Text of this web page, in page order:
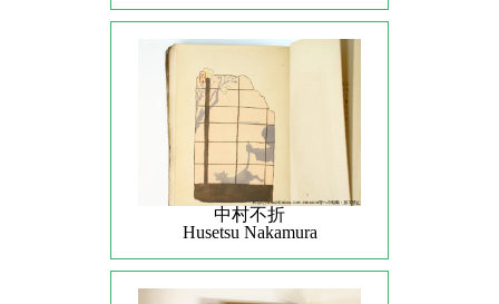
中村不折
Husetsu Nakamura